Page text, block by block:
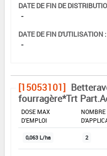
DATE DE FIN DE
-
DATE DE FIN D'UTILISATION :
-
[15053101]
fourragère*Trt
DOSE MAX
D'EMPLOI
0,063 L/ha 2